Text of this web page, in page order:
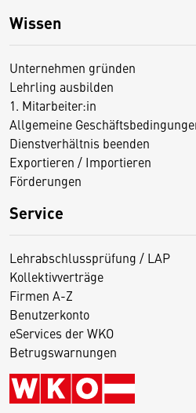
Wissen
Unternehmen gründen
Lehrling ausbilden
1. Mitarbeiter:in
Allgemeine
Dienstverhältnis beenden
Exportieren / Importieren
Förderungen
Service
Lehrabschlussprüfung / LAP
Kollektivverträge
Firmen A-Z
Benutzerkonto
eServices der WKO
Betrugswarnungen